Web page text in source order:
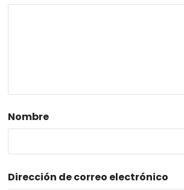
Nombre
Dirección de correo electrónico